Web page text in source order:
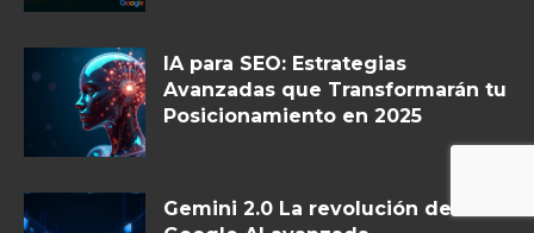
IA para SEO: Estrategias
Avanzadas que Transformarán tu
Posicionamiento en 2025
Gemini 2.0 La revolución de